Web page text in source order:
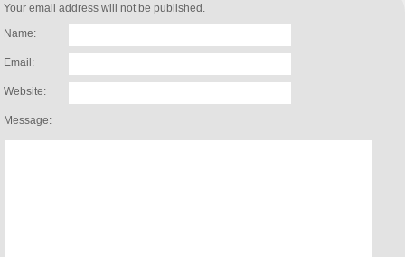
Your email address will not be published.
Name:
Email:
Website:
Message: